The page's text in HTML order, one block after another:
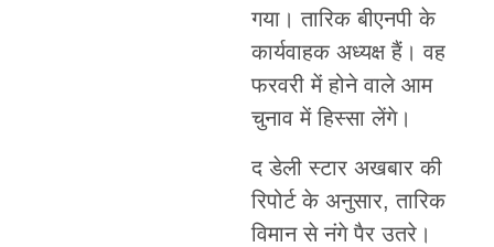
गया। तारिक बीएनपी के
कार्यवाहक अध्यक्ष हैं। वह
फरवरी में होने वाले आम
चुनाव में हिस्सा लेंगे।
द डेली स्टार अखबार की
रिपोर्ट के अनुसार, तारिक
विमान से नंगे पैर उतरे।